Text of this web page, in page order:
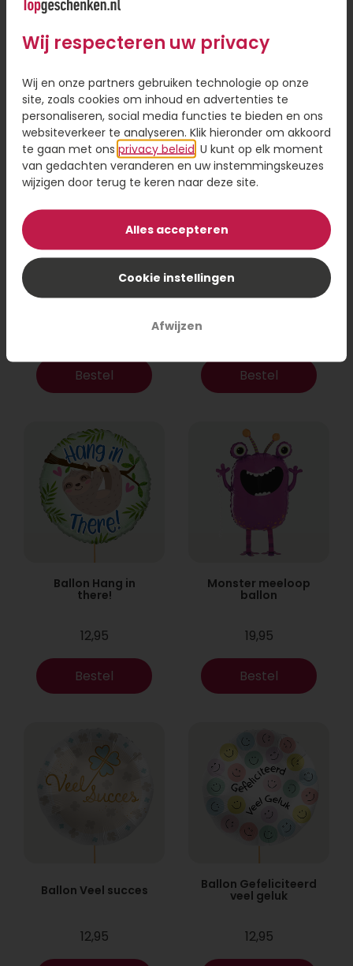
12,95 22,95
Bestel
Tros ballonnen
Gefeliciteerd!
Bestel
Grote aap ballon
Bestel
Ballon Hang in
there!
12,95
Bestel
Monster meeloop
ballon
19,95
Bestel
Ballon Veel succes
12,95
Ballon Gefeliciteerd
veel geluk
12,95
Wij respecteren uw privacy
Wij en onze partners gebruiken technologie op onze
site, zoals cookies om inhoud en advertenties te
personaliseren, social media functies te bieden en ons
websiteverkeer te analyseren. Klik hieronder om akkoord
te gaan met ons privacy beleid . U kunt op elk moment
van gedachten veranderen en uw instemmingskeuzes
wijzigen door terug te keren naar deze site.
Alles accepteren
Cookie instellingen
Afwijzen